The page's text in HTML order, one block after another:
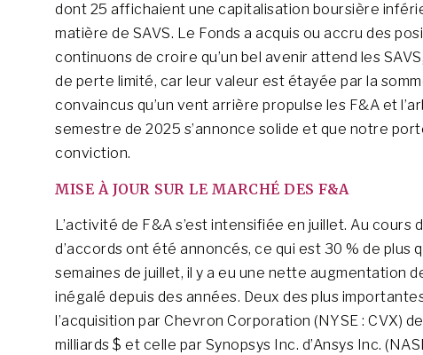
dont 25 affichaient une capitalisation boursière
matière de SAVS. Le Fonds a acquis ou accru des
continuons de croire qu’un bel avenir attend les
de perte limité, car leur valeur est étayée par la
convaincus qu’un vent arrière propulse les F&A et
semestre de 2025 s’annonce solide et que notre
conviction.
MISE À JOUR SUR LE MARCHÉ DES F&A
L’activité de F&A s’est intensifiée en juillet. Au cours
d’accords ont été annoncés, ce qui est 30 % de plus
semaines de juillet, il y a eu une nette augmentation
inégalé depuis des années. Deux des plus
l’acquisition par Chevron Corporation (NYSE : CVX)
milliards $ et celle par Synopsys Inc. d’Ansys Inc.